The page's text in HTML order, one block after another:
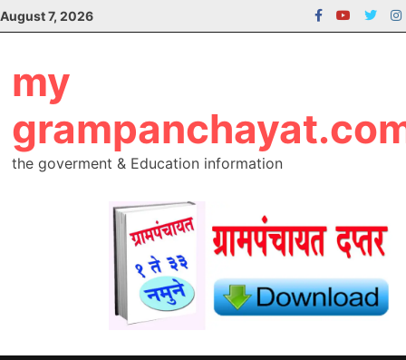
Skip
to
August 7, 2026
my
the goverment & Education information